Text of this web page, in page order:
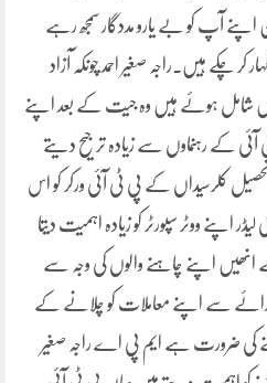
آپ کو بے یارو مددگار سمجھ رہے
کر چکے ہیں۔راجہ صغیر احمد چونکہ آزاد
شامل ہوئے ہیں وہ جیت کے بعد اپنے
آئی کے رہنماوں سے زیادہ تر جیح دیتے
کلرسیداں کے پی ٹی آئی ورکر کو اس
اپنے ووٹر سپورٹر کو زیادہ اہمیت دیتا
انھیں اپنے چاہنے والوں کی وجہ سے
سے اپنے معاملات کو چلانے کے
کی ضرورت ہے ایم پی اے راجہ صغیر